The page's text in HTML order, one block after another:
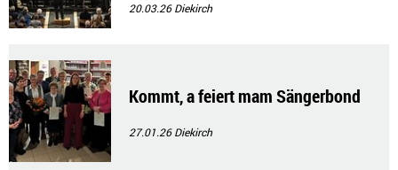
20.03.26Diekirch
Kommt, a feiert mam Sängerbond
27.01.26Diekirch